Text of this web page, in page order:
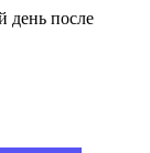
день после